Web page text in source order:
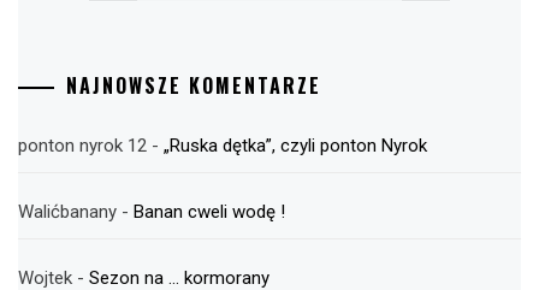
NAJNOWSZE KOMENTARZE
ponton nyrok 12 - „Ruska dętka”, czyli ponton Nyrok
Walićbanany - Banan cweli wodę !
Wojtek - Sezon na … kormorany